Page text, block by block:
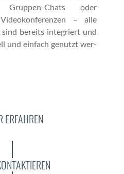
Grup­pen-Chats oder
– alle
sind bere­its inte­gri­ert und
und ein­fach genutzt wer­
ERFAHREN